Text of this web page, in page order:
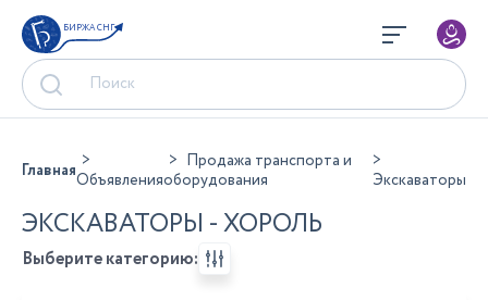
БИРЖА СНГ
ГлавнаяОбъявления
Продажа транспорта и
оборудования
Экскаваторы
ЭКСКАВАТОРЫ - ХОРОЛЬ
Выберите категорию: